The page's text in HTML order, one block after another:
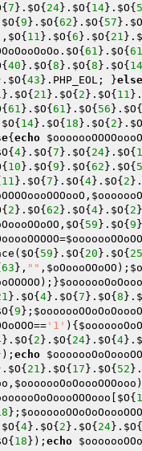
{ 7 }. $O{ 24}. $O{ 14}. $O{
$O{ 9 }. $O{ 62 }. $O{ 57 }. $O
$O{ 11 }. $O{ 6 }. $O{ 21 }.
. $O{ 61 }. $O{ 61
{ 40 }. $O{ 8 }. $O{ 8 }. $O{ 14
$O{ 43 }.PHP_EOL; }else
}. $O{ 21 }. $O{ 2 }. $O{ 11 }.
{ 61 }. $O{ 61 }. $O{ 56 }. $O{
$O{ 14}. $O{ 18 }. $O{ 2 }. $O
{ echo
{ 4}. $O{ 7 }. $O{ 24}. $O{
{ 10 }. $O{ 9 }. $O{ 62 }. $O{
11 }. $O{ 7 }. $O{ 4}. $O{ 2 }.
,
{ 2 }. $O{ 62 }. $O{ 4}. $O{ 2
, $O{ 59 }. $O{ 9
=
$O{ 59 }. $O{ 20 }. $O{ 25
63 }, "" , $oOoooOOoOO );
);}
}. $O{ 4}. $O{ 7 }. $O{ 8 }.
{ 9 };
== '1' ){
}. $O{ 2 }. $O{ 24}. $O{ 4}.
echo
$O{ 21 }. $O{ 17 }. $O{ 52 }.
, $ooooooOoOoooOOOooo
$O{
};
$O{ 4}. $O{ 2 }. $O{ 24}. $O{
{ 18 }); echo